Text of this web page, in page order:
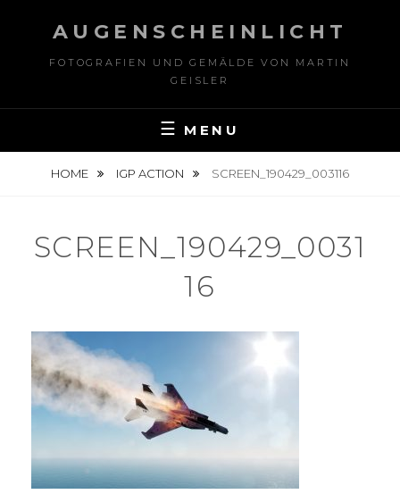
content
AUGENSCHEINLICHT
FOTOGRAFIEN UND GEMÄLDE VON MARTIN
GEISLER
MENU
HOME IGP ACTION SCREEN_190429_003116
SCREEN_190429_0031
16